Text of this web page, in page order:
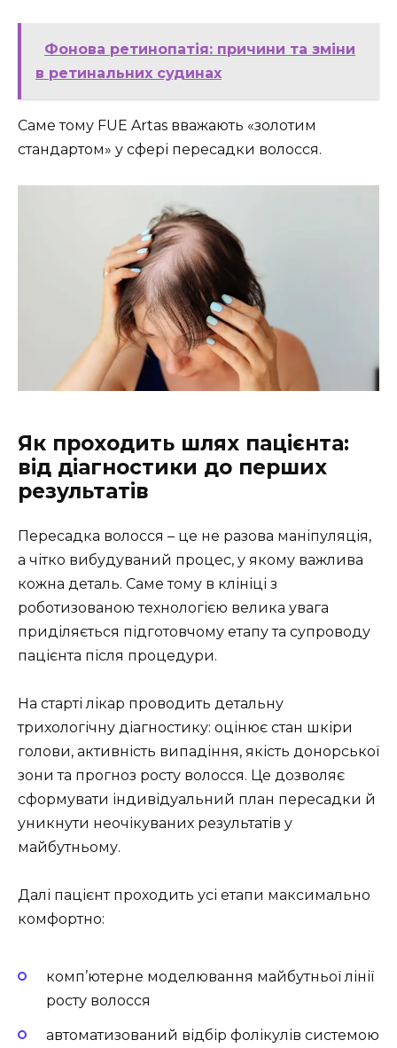
Фонова ретинопатія: причини та зміни
в ретинальних судинах
Саме тому FUE Artas вважають «золотим
стандартом» у сфері пересадки волосся.
Як проходить шлях пацієнта:
від діагностики до перших
результатів
Пересадка волосся – це не разова маніпуляція,
а чітко вибудуваний процес, у якому важлива
кожна деталь. Саме тому в клініці з
роботизованою технологією велика увага
приділяється підготовчому етапу та супроводу
пацієнта після процедури.
На старті лікар проводить детальну
трихологічну діагностику: оцінює стан шкіри
голови, активність випадіння, якість донорської
зони та прогноз росту волосся. Це дозволяє
сформувати індивідуальний план пересадки й
уникнути неочікуваних результатів у
майбутньому.
Далі пацієнт проходить усі етапи максимально
комфортно:
комп’ютерне моделювання майбутньої лінії
росту волосся
автоматизований відбір фолікулів системою